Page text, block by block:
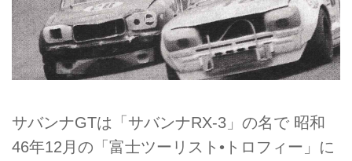
サバンナGTは「サバンナRX-3」の名で 昭和
46年12月の「富士ツーリスト•トロフィー」に